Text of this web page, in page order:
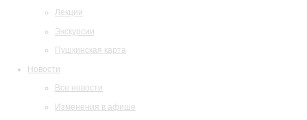
Лекции
Экскурсии
Пушкинская карта
Новости
Все новости
Изменения в афише